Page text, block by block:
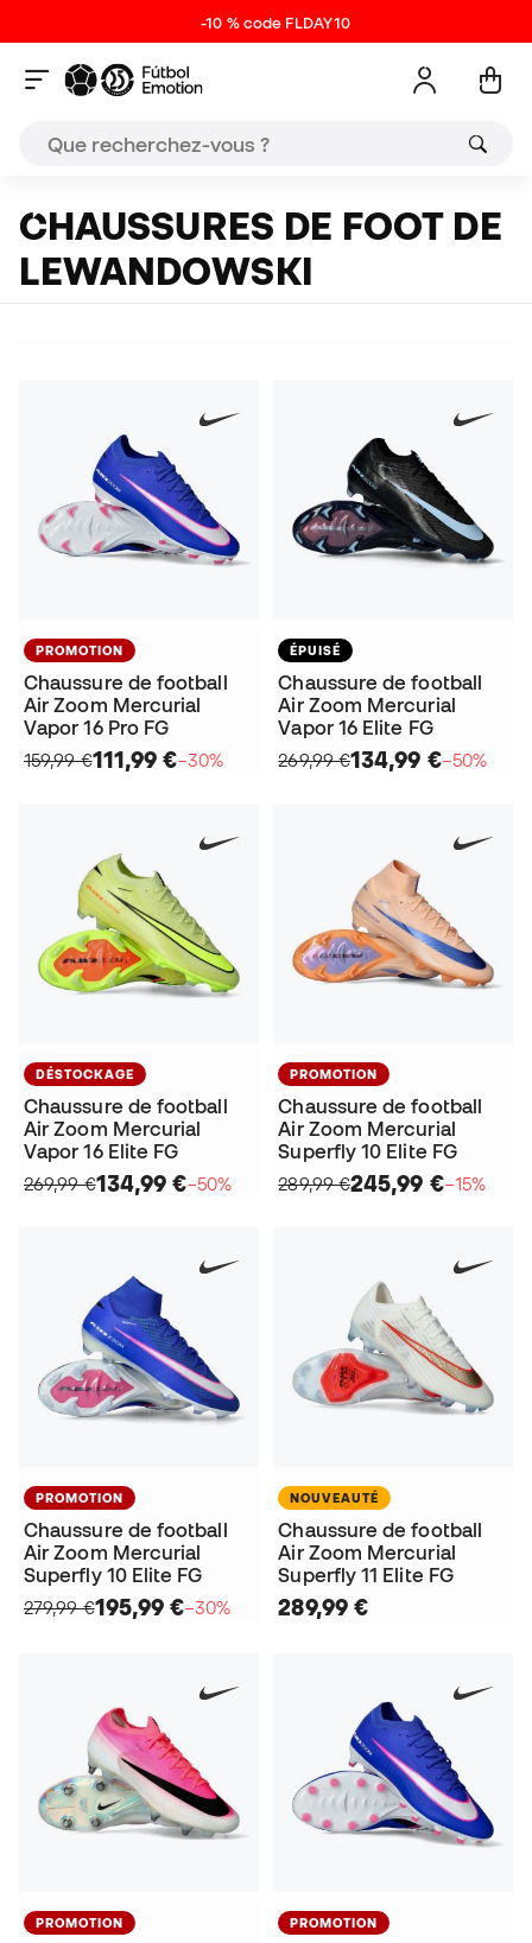
-10 % code FLDAY10
CHAUSSURES DE FOOT DE
LEWANDOWSKI
PROMOTION
Chaussure de football
Air Zoom Mercurial
Vapor 16 Pro FG
159,99 €111,99 €−30%
ÉPUISÉ
Chaussure de football
Air Zoom Mercurial
Vapor 16 Elite FG
269,99 €134,99 €−50%
DÉSTOCKAGE
Chaussure de football
Air Zoom Mercurial
Vapor 16 Elite FG
269,99 €134,99 €−50%
PROMOTION
Chaussure de football
Air Zoom Mercurial
Superfly 10 Elite FG
289,99 €245,99 €−15%
PROMOTION
Chaussure de football
Air Zoom Mercurial
Superfly 10 Elite FG
279,99 €195,99 €−30%
NOUVEAUTÉ
Chaussure de football
Air Zoom Mercurial
Superfly 11 Elite FG
289,99 €
PROMOTION PROMOTION